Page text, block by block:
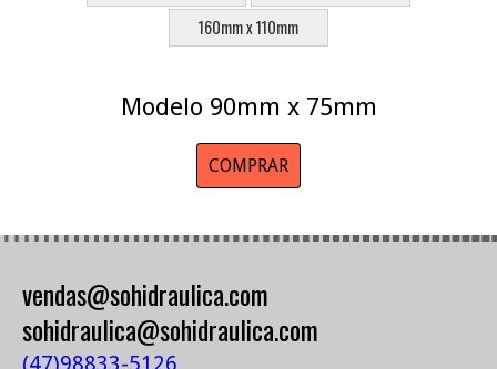
160mm x 110mm
Modelo 90mm x 75mm
COMPRAR
vendas@sohidraulica.com
sohidraulica@sohidraulica.com
(47)98833-5126